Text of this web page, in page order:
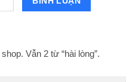
Vẫn 2 từ “hài lòng”.